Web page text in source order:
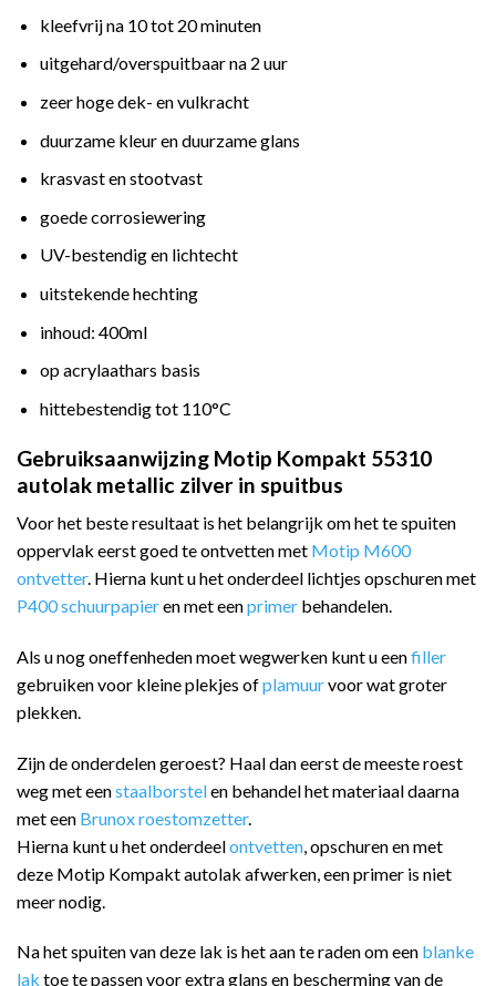
kleefvrij na 10 tot 20 minuten
uitgehard/overspuitbaar na 2 uur
zeer hoge dek- en vulkracht
duurzame kleur en duurzame glans
krasvast en stootvast
goede corrosiewering
UV-bestendig en lichtecht
uitstekende hechting
inhoud: 400ml
op acrylaathars basis
hittebestendig tot 110°C
Gebruiksaanwijzing Motip Kompakt 55310
autolak metallic zilver in spuitbus
Voor het beste resultaat is het belangrijk om het te spuiten
oppervlak eerst goed te ontvetten met Motip M600
ontvetter. Hierna kunt u het onderdeel lichtjes opschuren met
P400 schuurpapieren met eenprimer behandelen.
Als u nog oneffenheden moet wegwerken kunt u eenfiller
gebruiken voor kleine plekjes ofplamuurvoor wat groter
plekken.
Zijn de onderdelen geroest? Haal dan eerst de meeste roest
weg met eenstaalborstelen behandel het materiaal daarna
met een Brunox roestomzetter.
Hierna kunt u het onderdeelontvetten , opschuren en met
deze Motip Kompakt autolak afwerken, een primer is niet
meer nodig.
Na het spuiten van deze lak is het aan te raden om een blanke
lak toe te passen voor extra glans en bescherming van de